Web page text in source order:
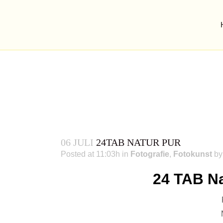
06 JULI 24TAB NATUR PUR
Posted at 11:03h in Fotografie, Fotokunst by
24 TAB